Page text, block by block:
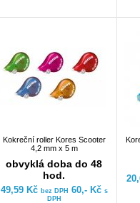
Kokreční roller Kores Scooter
4,2 mm x 5 m
obvyklá doba do 48
hod.
49,59 Kč bez DPH 60,- Kč s
DPH